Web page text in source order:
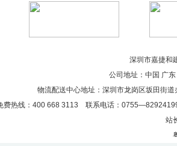
深圳市嘉捷和
公司地址：中国 广
物流配送中心地址：深圳市龙岗区坂田街
费热线：400 668 3113 联系电话：
站